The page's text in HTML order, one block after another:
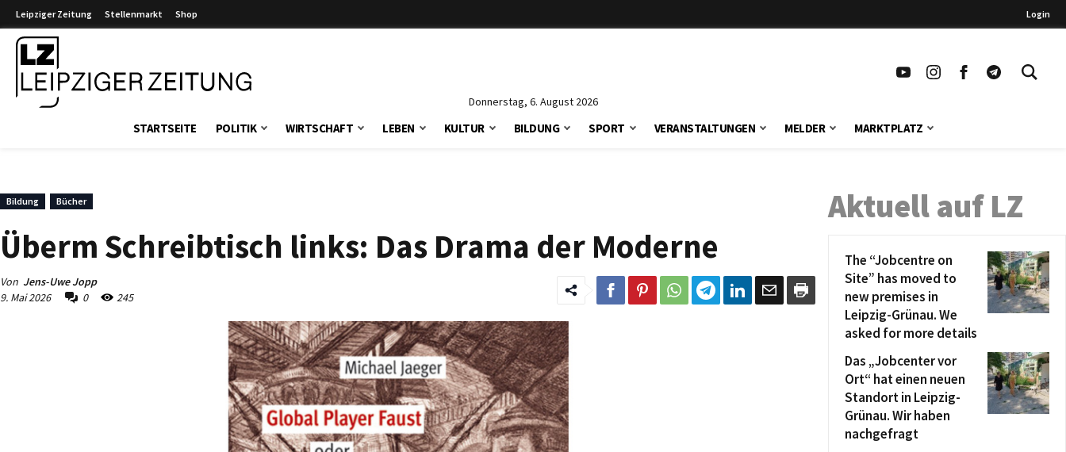
Leipziger Zeitung Stellenmarkt Shop Login
Donnerstag, 6. August 2026
STARTSEITE POLITIK WIRTSCHAFT LEBEN KULTUR BILDUNG SPORT VERANSTALTUNGEN MELDER MARKTPLATZ
Bildung Bücher
Überm Schreibtisch links: Das Drama der Moderne
Von Jens-Uwe Jopp
9. Mai 2026
0 245
Aktuell auf LZ
The “Jobcentre on
Site” has moved to
new premises in
Leipzig-Grünau. We
asked for more details
Das „Jobcenter vor
Ort“ hat einen neuen
Standort in Leipzig-
Grünau. Wir haben
nachgefragt